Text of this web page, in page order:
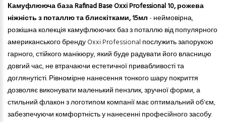
Камуфлююча база Rafinad Base Oxxi Professional 10, рожева
ніжність з поталлю та блискітками, 15мл- неймовірна,
розкішна колекція камуфлюючих баз з поталлю від популярного
американського бренду Oxxi Professional послужить запорукою
гарного, стійкого манікюру, який буде радувати його власницю
довгий час, не втрачаючи естетичної привабливості та
доглянутісті. Рівномірне нанесення тонкого шару покриття
дозволяє виконувати маленький пензлик, зручної форми, а
стильний флакон з логотипом компанії має оптимальний об'єм,
забезпечуючи комфортність у нанесенні професійного засобу.